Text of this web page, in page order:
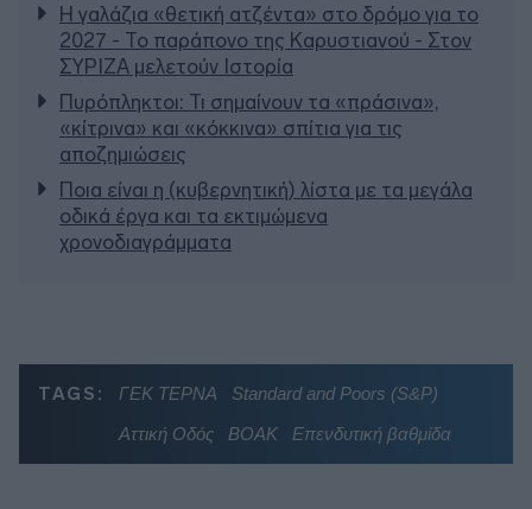
Η γαλάζια «θετική ατζέντα» στο δρόμο για το
2027 - Το παράπονο της Καρυστιανού - Στον
ΣΥΡΙΖΑ μελετούν Ιστορία
Πυρόπληκτοι: Τι σημαίνουν τα «πράσινα»,
«κίτρινα» και «κόκκινα» σπίτια για τις
αποζημιώσεις
Ποια είναι η (κυβερνητική) λίστα με τα μεγάλα
οδικά έργα και τα εκτιμώμενα
χρονοδιαγράμματα
TAGS: ΓΕΚ ΤΕΡΝΑ
Standard and Poors (S&P)
Αττική Οδός
ΒΟΑΚ Επενδυτική βαθμίδα